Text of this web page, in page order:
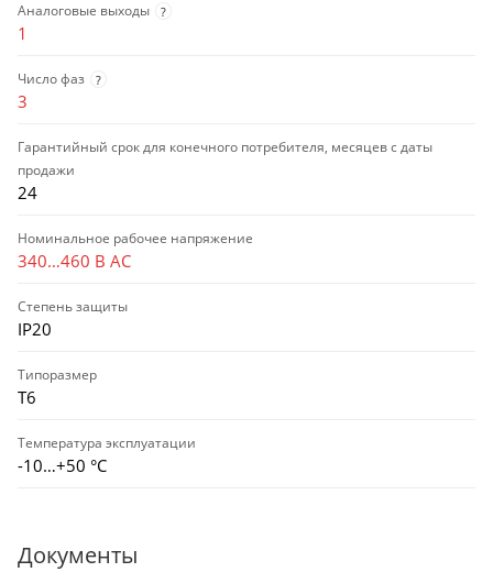
Аналоговые выходы ?
1
Число фаз ?
3
Гарантийный срок для конечного потребителя, месяцев с даты
продажи
24
Номинальное рабочее напряжение
340…460 В AC
Степень защиты
IP20
Типоразмер
T6
Температура эксплуатации
-10…+50 °С
Документы